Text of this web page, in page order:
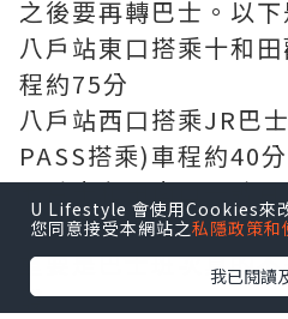
之後要再轉巴士。以下
八戶站東口搭乘十和
程約75分
八戶站西口搭乘JR巴
PASS搭乘)車程約40分
七戶十和田南口一號
（我是選這個！）
重要是巴士班次真的
發。
U Lifestyle 會使用Cookies來
您同意接受本網站之私隱政策和
我已閱讀